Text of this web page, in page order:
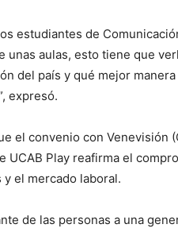
estudiantes de
unas aulas, esto tiene que
del país y qué mejor
expresó.
el convenio con Venevisión
UCAB Play reafirma el
el mercado laboral.
de las personas a una